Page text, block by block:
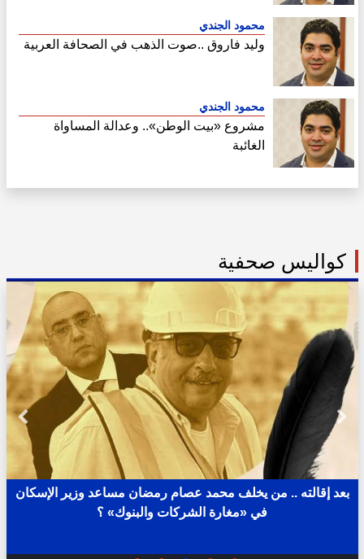
محمود الجندي
وليد فاروق ..صوت الذهب في الصحافة العربية
محمود الجندي
مشروع «بيت الوطن».. وعدالة المساواة
الغائبة
كواليس صحفية
بعد إقالته .. من يخلف محمد عصام رمضان مساعد وزير الإسكان
في «مغارة الشركات والبنوك» ؟